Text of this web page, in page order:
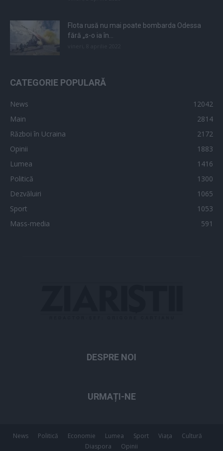
Flota rusă nu mai poate bombarda Odessa
fără „s-o ia în...
CATEGORIE POPULARĂ
News
12042
Main
2814
Război în Ucraina
2172
Opinii
1883
Lumea
1416
Politică
1300
Dezvăluiri
1065
Sport
1053
Mass-media
591
DESPRE NOI
URMAȚI-NE
News Politică Economie Lumea Sport Viața
Cultură
Diaspora
Opinii